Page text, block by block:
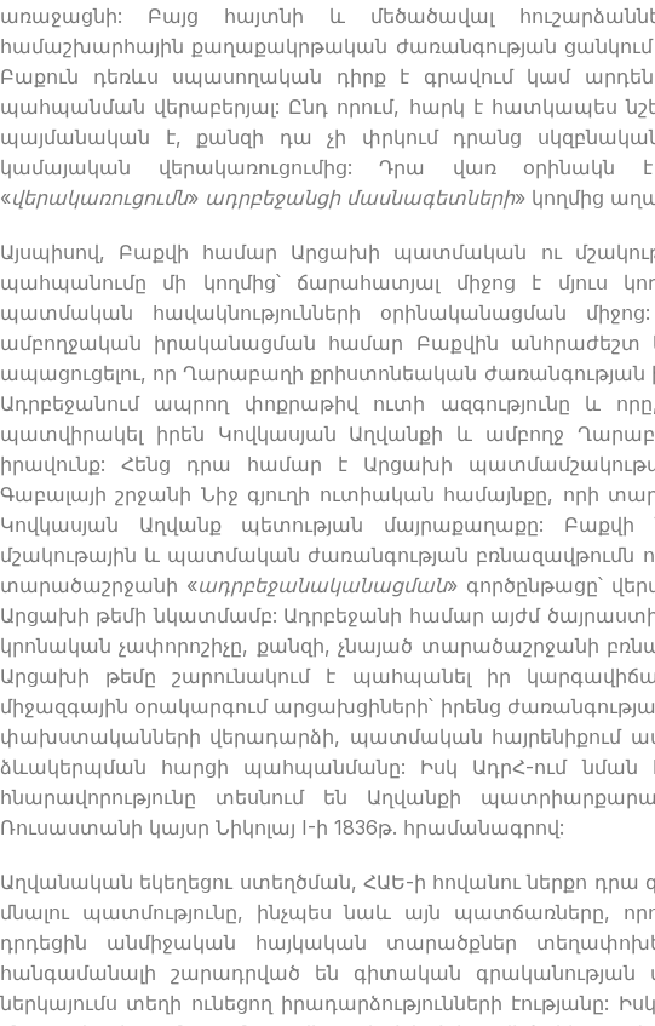
առաջացնի: Բայց հայտնի և մեծածավալ
համաշխարհային քաղաքակրթական ժառանգության
Բաքուն դեռևս սպասողական դիրք է գրավում կամ արդեն
պահպանման վերաբերյալ: Ընդ որում, հարկ է հատկապես
պայմանական է, քանզի դա չի փրկում դրանց
կամայական վերակառուցումից: Դրա վառ օրինակն
«վերակառուցումն» ադրբեջանցի մասնագետների» կողմից
Այսպիսով, Բաքվի համար Արցախի պատմական ու
պահպանումը մի կողմից՝ ճարահատյալ միջոց է մյուս
պատմական հավակնությունների օրինականացման
ամբողջական իրականացման համար Բաքվին անհրաժեշտ
ապացուցելու, որ Ղարաբաղի քրիստոնեական ժառանգության
Ադրբեջանում ապրող փոքրաթիվ ուտի ազգությունը և
պատվիրակել իրեն Կովկասյան Աղվանքի և ամբողջ
իրավունք: Հենց դրա համար է Արցախի
Գաբալայի շրջանի Նիջ գյուղի ուտիական համայնքը, որի
Կովկասյան Աղվանք պետության մայրաքաղաքը:
մշակութային և պատմական ժառանգության բռնազավթումն
տարածաշրջանի «ադրբեջանականացման» գործընթացը՝
Արցախի թեմի նկատմամբ: Ադրբեջանի համար այժմ
կրոնական չափորոշիչը, քանզի, չնայած տարածաշրջանի
Արցախի թեմը շարունակում է պահպանել իր
միջազգային օրակարգում արցախցիների՝ իրենց
փախստականների վերադարձի, պատմական հայրենիքում
ձևակերպման հարցի պահպանմանը: Իսկ ԱդրՀ-ում նման
հնարավորությունը տեսնում են Աղվանքի
Ռուսաստանի կայսր Նիկոլայ I-ի 1836թ. հրամանագրով:
Աղվանական եկեղեցու ստեղծման, ՀԱԵ-ի հովանու ներքո դրա
մնալու պատմությունը, ինչպես նաև այն պատճառները,
դրդեցին անմիջական հայկական տարածքներ
հանգամանալի շարադրված են գիտական գրականության
ներկայումս տեղի ունեցող իրադարձությունների էությանը: